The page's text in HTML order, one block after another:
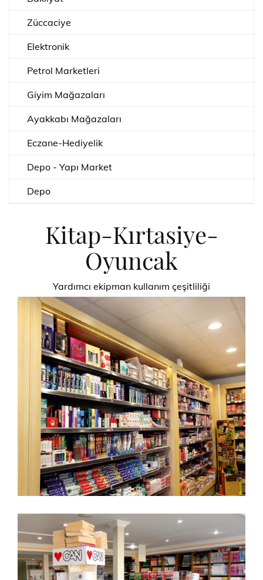
Züccaciye
Elektronik
Petrol Marketleri
Giyim Mağazaları
Ayakkabı Mağazaları
Eczane-Hediyelik
Depo - Yapı Market
Depo
Kitap-Kırtasiye-
Oyuncak
Yardımcı ekipman kullanım çeşitliliği